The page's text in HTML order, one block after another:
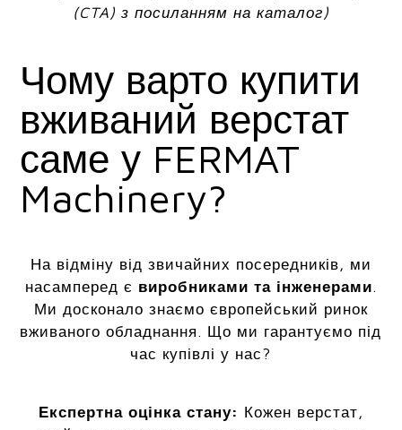
(CTA) з посиланням на каталог)
Чому варто купити
вживаний верстат
саме у FERMAT
Machinery?
На відміну від звичайних посередників, ми
насамперед є виробниками та інженерами.
Ми досконало знаємо європейський ринок
вживаного обладнання. Що ми гарантуємо під
час купівлі у нас?
Експертна оцінка стану: Кожен верстат,